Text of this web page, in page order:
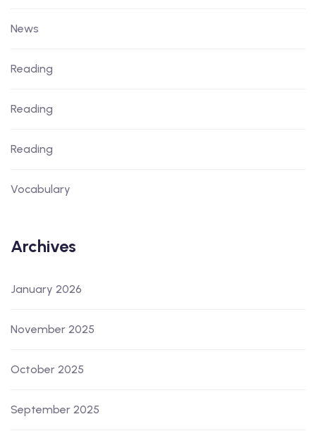
News
Reading
Reading
Reading
Vocabulary
Archives
January 2026
November 2025
October 2025
September 2025